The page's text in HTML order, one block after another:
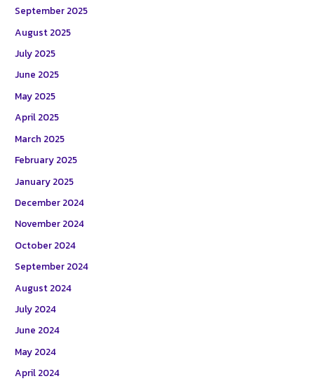
September 2025
August 2025
July 2025
June 2025
May 2025
April 2025
March 2025
February 2025
January 2025
December 2024
November 2024
October 2024
September 2024
August 2024
July 2024
June 2024
May 2024
April 2024